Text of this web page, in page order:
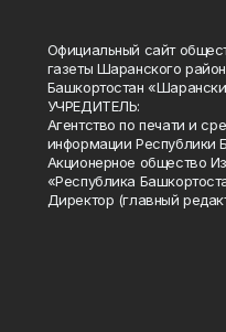
Официальный сайт
газеты Шаранского
Башкортостан
УЧРЕДИТЕЛЬ:
Агентство по печати и
информации Республики
Акционерное общество
«Республика
Директор (главный